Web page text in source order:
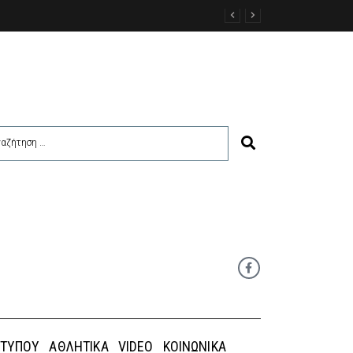
– Κάρπαθος περιμένουν τα εμπορεύματα
ΑΘΛΗΤΙΚΆ VIDEO ΚΟΙΝΩΝΙΚΆ